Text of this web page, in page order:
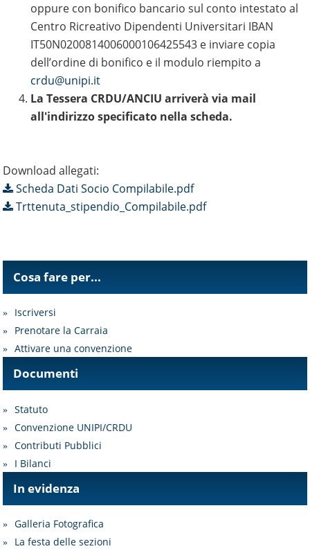
oppure con bonifico bancario sul conto intestato al
Centro Ricreativo Dipendenti Universitari IBAN
IT50N0200814006000106425543 e inviare copia
dell’ordine di bonifico e il modulo riempito a
crdu@unipi.it
La Tessera CRDU/ANCIU arriverà via mail
all'indirizzo specificato nella scheda.
Download allegati:
Scheda Dati Socio Compilabile.pdf
Trttenuta_stipendio_Compilabile.pdf
Cosa fare per...
Iscriversi
Prenotare la Carraia
Attivare una convenzione
Documenti
Statuto
Convenzione UNIPI/CRDU
Contributi Pubblici
I Bilanci
In evidenza
Galleria Fotografica
La festa delle sezioni